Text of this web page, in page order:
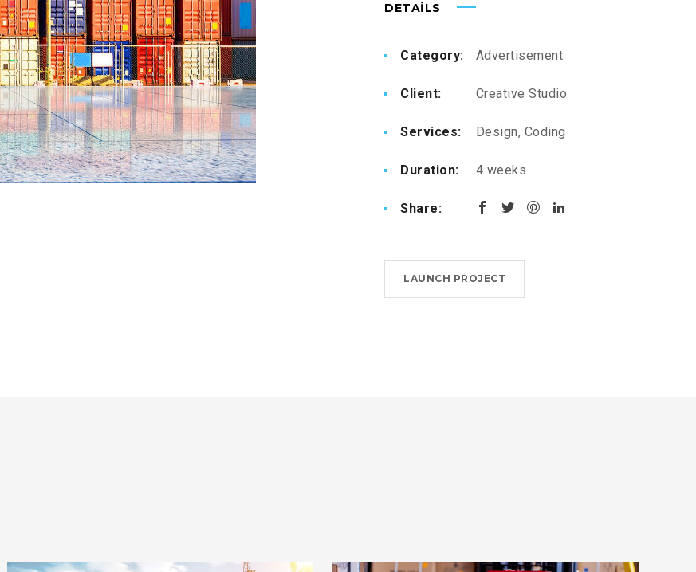
DETAILS
Category: Advertisement
Client: Creative Studio
Services: Design, Coding
Duration: 4 weeks
Share:
LAUNCH PROJECT